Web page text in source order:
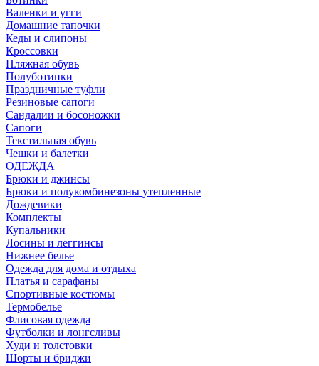
Валенки и угги
Домашние тапочки
Кеды и слипоны
Кроссовки
Пляжная обувь
Полуботинки
Праздничные туфли
Резиновые сапоги
Сандалии и босоножки
Сапоги
Текстильная обувь
Чешки и балетки
ОДЕЖДА
Брюки и джинсы
Брюки и полукомбинезоны утепленные
Дождевики
Комплекты
Купальники
Лосины и леггинсы
Нижнее белье
Одежда для дома и отдыха
Платья и сарафаны
Спортивные костюмы
Термобелье
Флисовая одежда
Футболки и лонгсливы
Худи и толстовки
Шорты и бриджи